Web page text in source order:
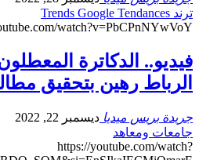
ترند Trends Google Tendances
watch?v=PbCPnNYwVoY
فيديو.. الدكاترة
الرباط رهين بتحقيق
جريدة بريس ميديا ديسمبر 22, 2022
جامعات ومعاهد
https://youtube.com/watch?